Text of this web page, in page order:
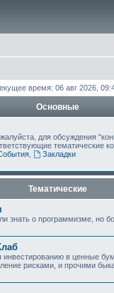
время: 06 авг 2026,
Основные
для обсуждения
тематические
,
Закладки
Тематические
знать о программизме, но
в ценные
рисками, и прочими